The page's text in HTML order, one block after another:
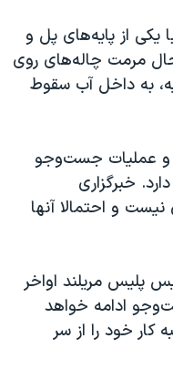
یکی از پایه‌های پل و
مرمت چاله‌های روی
به داخل آب سقوط
و عملیات جست‌و‌جو
خبرگزاری
و احتمالا آنها
پلیس مریلند اواخر
ادامه خواهد
چهارشنبه کار خود را از سر